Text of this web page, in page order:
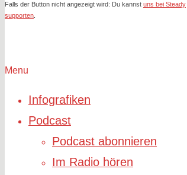
Falls der Button nicht angezeigt wird: Du kannst uns bei Steady
supporten
Menu
Infografiken
Podcast
Podcast abonnieren
Im Radio hören